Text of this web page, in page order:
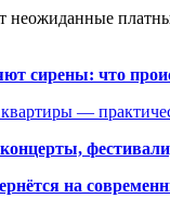
неожиданные
сирены: что
—
на